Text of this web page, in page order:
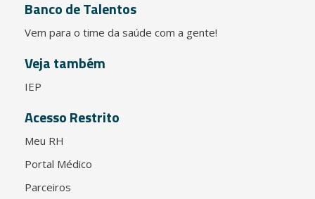
Banco de Talentos
Vem para o time da saúde com a gente!
Veja também
IEP
Acesso Restrito
Meu RH
Portal Médico
Parceiros